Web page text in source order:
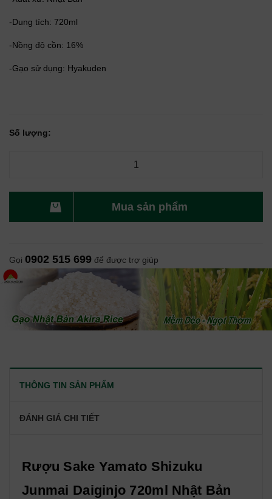
-Dung tích: 720ml
-Nồng độ cồn: 16%
-Gạo sử dụng: Hyakuden
Số lượng:
Mua sản phẩm
Gọi 0902 515 699 để được trợ giúp
THÔNG TIN SẢN PHẨM
ĐÁNH GIÁ CHI TIẾT
Rượu Sake Yamato Shizuku
Junmai Daiginjo 720ml Nhật Bản